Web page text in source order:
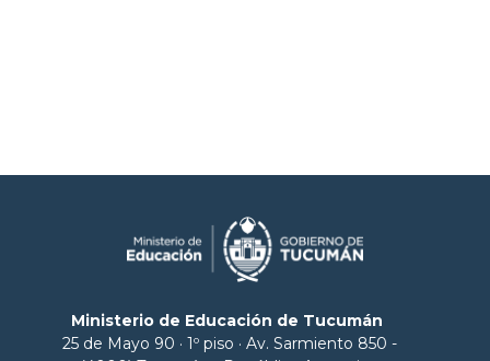
Ministerio de Educación de Tucumán
25 de Mayo 90 · 1º piso · Av. Sarmiento 850 -